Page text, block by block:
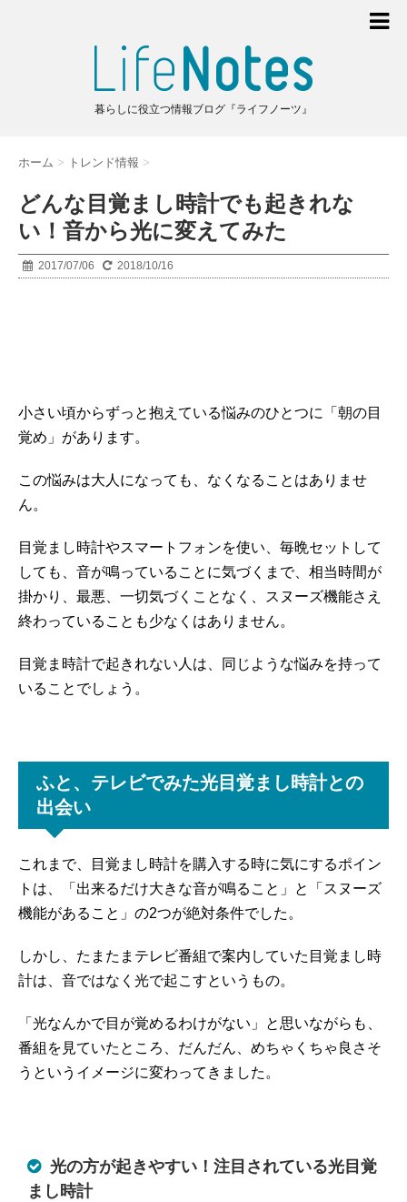
暮らしに役立つ情報ブログ『ライフノーツ』
ホーム > トレンド情報 >
どんな目覚まし時計でも起きれな
い！音から光に変えてみた
2017/07/06 2018/10/16
小さい頃からずっと抱えている悩みのひとつに「朝の目
覚め」があります。
この悩みは大人になっても、なくなることはありませ
ん。
目覚まし時計やスマートフォンを使い、毎晩セットして
しても、音が鳴っていることに気づくまで、相当時間が
掛かり、最悪、一切気づくことなく、スヌーズ機能さえ
終わっていることも少なくはありません。
目覚ま時計で起きれない人は、同じような悩みを持って
いることでしょう。
ふと、テレビでみた光目覚まし時計との
出会い
これまで、目覚まし時計を購入する時に気にするポイン
トは、「出来るだけ大きな音が鳴ること」と「スヌーズ
機能があること」の2つが絶対条件でした。
しかし、たまたまテレビ番組で案内していた目覚まし時
計は、音ではなく光で起こすというもの。
「光なんかで目が覚めるわけがない」と思いながらも、
番組を見ていたところ、だんだん、めちゃくちゃ良さそ
うというイメージに変わってきました。
光の方が起きやすい！注目されている光目覚
まし時計